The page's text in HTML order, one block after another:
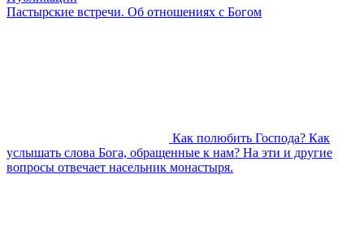
Пастырские встречи. Об отношениях с Богом
Как полюбить Господа? Как
услышать слова Бога, обращенные к нам? На эти и другие
вопросы отвечает насельник монастыря.